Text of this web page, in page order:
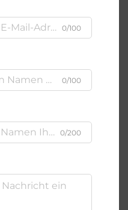
0/100
0/100
0/200